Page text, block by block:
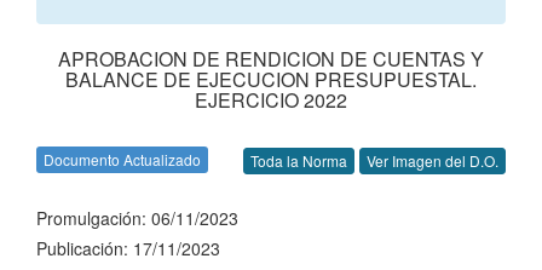
APROBACION DE RENDICION DE CUENTAS Y
BALANCE DE EJECUCION PRESUPUESTAL.
EJERCICIO 2022
Documento Actualizado Toda la Norma Ver Imagen del D.O.
Promulgación: 06/11/2023
Publicación: 17/11/2023